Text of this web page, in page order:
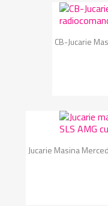
CB-Jucarie
Jucarie Masina